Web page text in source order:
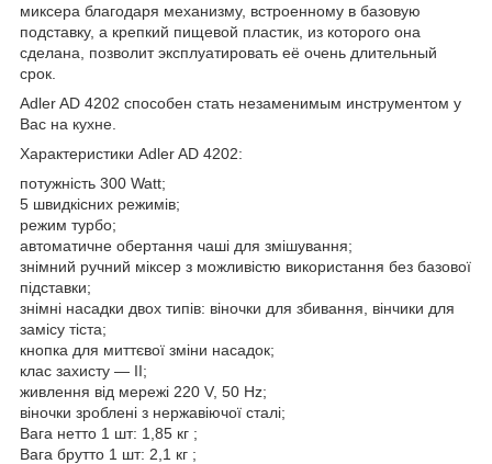
миксера благодаря механизму, встроенному в базовую
подставку, а крепкий пищевой пластик, из которого она
сделана, позволит эксплуатировать её очень длительный
срок.
Adler AD 4202 способен стать незаменимым инструментом у
Вас на кухне.
Характеристики Adler AD 4202:
потужність 300 Watt;
5 швидкісних режимів;
режим турбо;
автоматичне обертання чаші для змішування;
знімний ручний міксер з можливістю використання без базової
підставки;
знімні насадки двох типів: віночки для збивання, вінчики для
замісу тіста;
кнопка для миттєвої зміни насадок;
клас захисту ― ΙΙ;
живлення від мережі 220 V, 50 Hz;
віночки зроблені з нержавіючої сталі;
Вага нетто 1 шт: 1,85 кг ;
Вага брутто 1 шт: 2,1 кг ;